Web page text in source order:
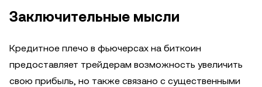
Заключительные мысли
Кредитное плечо в фьючерсах на биткоин
предоставляет трейдерам возможность увеличить
свою прибыль, но также связано с существенными